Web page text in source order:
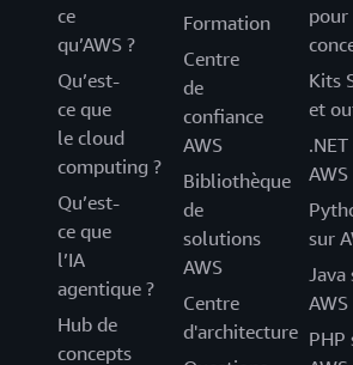
ce
qu’AWS ?
Qu’est-
ce que
le cloud
computing ?
Qu’est-
ce que
l’IA
agentique ?
Hub de
concepts
Formation
Centre
de
confiance
AWS
Bibliothèque
de
solutions
AWS
Centre
d'architecture
pour
Kits
et
AWS
sur
Java
AWS
PHP